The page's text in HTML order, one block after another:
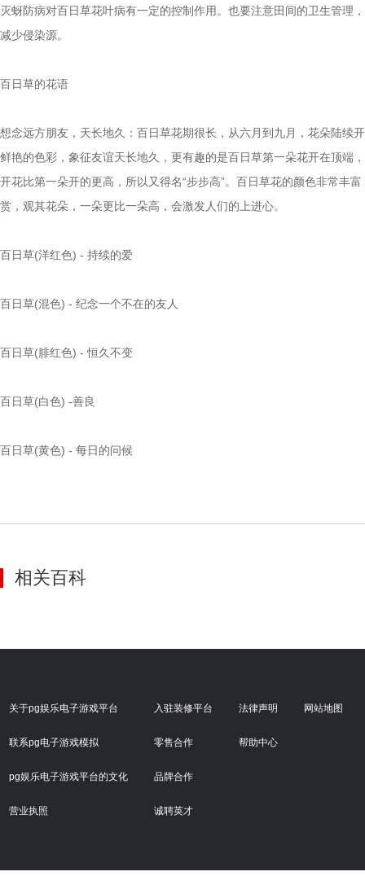
灭蚜防病对百日草花叶病有一定的控制作用。也要注意田间的卫生管理
减少侵染源。
百日草的花语
想念远方朋友，天长地久：百日草花期很长，从六月到九月，花朵陆续
鲜艳的色彩，象征友谊天长地久，更有趣的是百日草第一朵花开在顶端
开花比第一朵开的更高，所以又得名“步步高”。百日草花的颜色非常丰
赏，观其花朵，一朵更比一朵高，会激发人们的上进心。
百日草(洋红色) - 持续的爱
百日草(混色) - 纪念一个不在的友人
百日草(腓红色) - 恒久不变
百日草(白色) -善良
百日草(黄色) - 每日的问候
相关百科
关于pg娱乐电子游戏平台
联系pg电子游戏模拟
pg娱乐电子游戏平台的文化
营业执照
入驻装修平台
零售合作
品牌合作
诚聘英才
法律声明
帮助中心
网站地图